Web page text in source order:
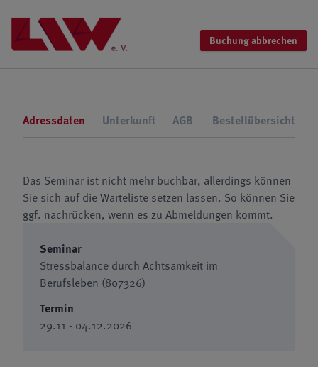
Buchung abbrechen
Adressdaten Unterkunft AGB Bestellübersicht
Das Seminar ist nicht mehr buchbar, allerdings können
Sie sich auf die Warteliste setzen lassen. So können Sie
ggf. nachrücken, wenn es zu Abmeldungen kommt.
Seminar
Stressbalance durch Achtsamkeit im
Berufsleben (807326)
Termin
29.11 - 04.12.2026